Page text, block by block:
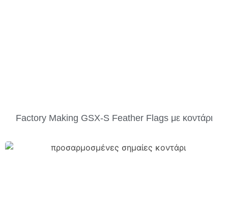
Factory Making GSX-S Feather Flags με κοντάρι